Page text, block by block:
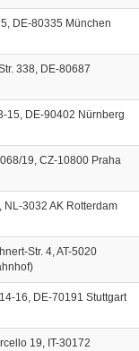
DE-80335 München
338, DE-80687
15, DE-90402 Nürnberg
19, CZ-10800 Praha
NL-3032 AK Rotterdam
Str. 4, AT-5020
16, DE-70191 Stuttgart
19, IT-30172